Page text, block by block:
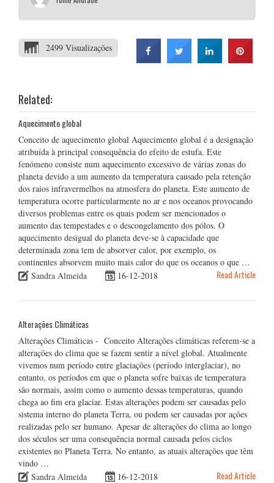
2499 Visualizações
Related:
Aquecimento global
Conceito de aquecimento global Aquecimento global é a designação
atribuída à principal consequência do efeito de estufa. Este
fenómeno consiste num aquecimento excessivo de várias zonas do
planeta devido a um aumento da temperatura causado pela retenção
dos raios infravermelhos na atmosfera do planeta. Este aumento de
temperatura ocorre particularmente no ar e nos oceanos provocando
diversos problemas entre os quais podem ser mencionados o
aumento das tempestades e o descongelamento dos pólos. O
aquecimento desigual do planeta deve-se à capacidade que
determinada zona tem de absorver calor, por exemplo, os
continentes absorvem muito mais calor do que os oceanos o que …
Sandra Almeida
16-12-2018 Read Article
Alterações Climáticas
Alterações Climáticas - Conceito Alterações climáticas referem-se a
alterações do clima que se fazem sentir a nível global. Atualmente
vivemos num período entre glaciações (período interglaciar), no
entanto, os períodos em que o planeta sofre baixas de temperatura
são normais, assim como o aumento dessas temperaturas, quando
chega ao fim era glaciar. Estas alterações podem ser causadas pelo
sistema interno do planeta Terra, ou podem ser causadas por ações
realizadas pelo ser humano. Apesar de alterações do clima ao longo
dos séculos ser uma consequência normal causada pelos ciclos
existentes no Planeta Terra. No entanto, as atuais alterações que têm
vindo …
Sandra Almeida
16-12-2018 Read Article